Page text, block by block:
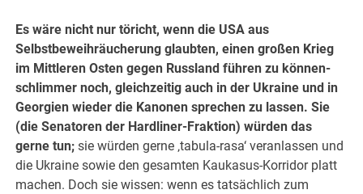
Es wäre nicht nur töricht, wenn die USA aus
Selbstbeweihräucherung glaubten, einen großen Krieg
im Mittleren Osten gegen Russland führen zu können-
schlimmer noch, gleichzeitig auch in der Ukraine und in
Georgien wieder die Kanonen sprechen zu lassen. Sie
(die Senatoren der Hardliner-Fraktion) würden das
gerne tun; sie würden gerne ‚tabula-rasa‘ veranlassen und
die Ukraine sowie den gesamten Kaukasus-Korridor platt
machen. Doch sie wissen: wenn es tatsächlich zum